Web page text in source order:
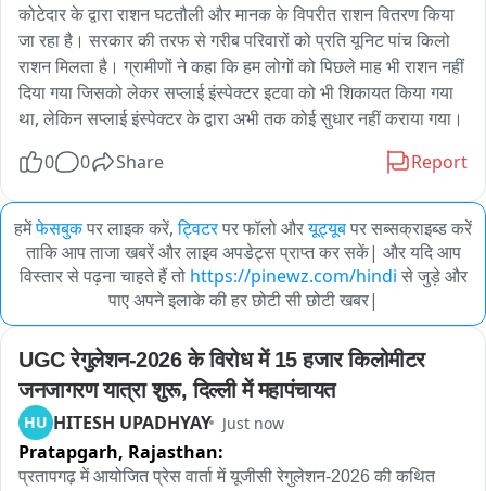
कोटेदार के द्वारा राशन घटतौली और मानक के विपरीत राशन वितरण किया
जा रहा है। सरकार की तरफ से गरीब परिवारों को प्रति यूनिट पांच किलो
राशन मिलता है। ग्रामीणों ने कहा कि हम लोगों को पिछले माह भी राशन नहीं
दिया गया जिसको लेकर सप्लाई इंस्पेक्टर इटवा को भी शिकायत किया गया
था, लेकिन सप्लाई इंस्पेक्टर के द्वारा अभी तक कोई सुधार नहीं कराया गया।
0
0 Share Report
हमेंफेसबुकपर लाइक करें, ट्विटरपर फॉलो औरयूट्यूबपर सब्सक्राइब्ड करें
ताकि आप ताजा खबरें और लाइव अपडेट्स प्राप्त कर सकें| और यदि आप
विस्तार से पढ़ना चाहते हैं तो https://pinewz.com/hindi से जुड़े और
पाए अपने इलाके की हर छोटी सी छोटी खबर|
UGC रेगुलेशन-2026 के विरोध में 15 हजार किलोमीटर
जनजागरण यात्रा शुरू, दिल्ली में महापंचायत
HU HITESH UPADHYAY Just now
Pratapgarh, Rajasthan:
प्रतापगढ़ में आयोजित प्रेस वार्ता में यूजीसी रेगुलेशन-2026 की कथित